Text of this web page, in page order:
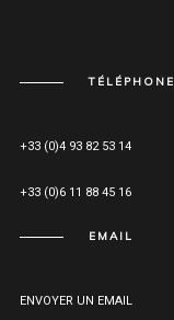
TÉLÉPHONE
+33 (0)4 93 82 53 14
+33 (0)6 11 88 45 16
EMAIL
ENVOYER UN EMAIL